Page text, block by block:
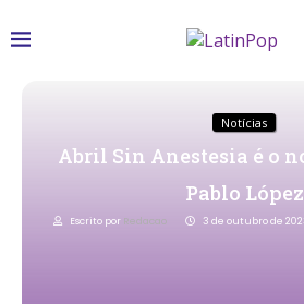
Notícias
Abril Sin Anestesia é o
Pablo López
Escrito por Redacao 3 de outubro de